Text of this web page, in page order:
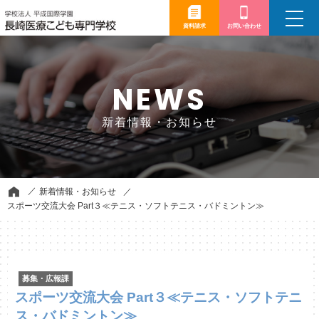
資料請求 お問い合わせ
toggle
NEWS
新着情報・お知らせ
新着情報・お知らせ
スポーツ交流大会 Part３≪テニス・ソフトテニス・バドミントン≫
募集・広報課
スポーツ交流大会 Part３≪テニス・ソフトテニ
ス・バドミントン≫